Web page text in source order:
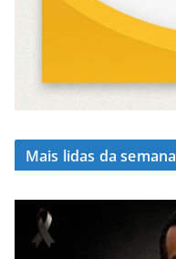
Mais lidas da semana